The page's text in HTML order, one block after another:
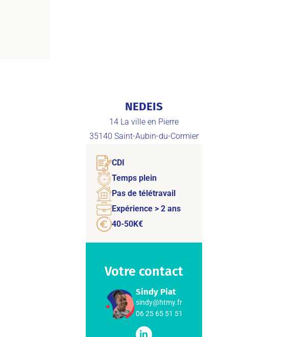
NEDEIS
14 La ville en Pierre
35140 Saint-Aubin-du-Cormier
CDI
Temps plein
Pas de télétravail
Expérience > 2 ans
40-50K€
Votre contact
Sindy Piat
sindy@htmy.fr
06 25 65 51 51